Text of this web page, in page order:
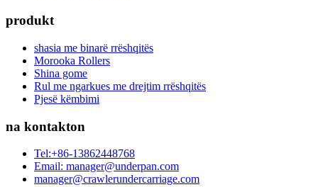
produkt
shasia me binarë rrëshqitës
Morooka Rollers
Shina gome
Rul me ngarkues me drejtim rrëshqitës
Pjesë këmbimi
na kontakton
Tel:+86-13862448768
Email: manager@underpan.com
manager@crawlerundercarriage.com